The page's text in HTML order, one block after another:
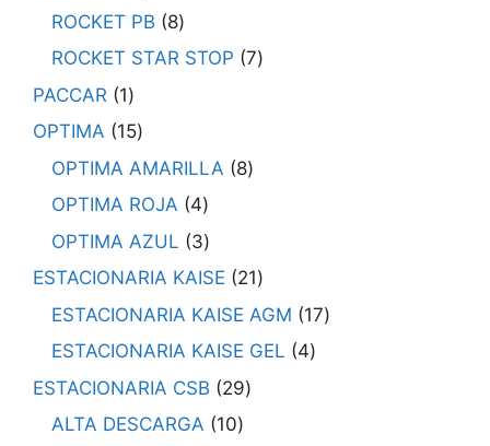
ROCKET PB
8
ROCKET STAR STOP 7
PACCAR
1
OPTIMA
15
OPTIMA AMARILLA
8
OPTIMA ROJA
4
OPTIMA AZUL
3
ESTACIONARIA KAISE
21
ESTACIONARIA KAISE AGM
17
ESTACIONARIA KAISE GEL
4
ESTACIONARIA CSB
29
ALTA DESCARGA
10